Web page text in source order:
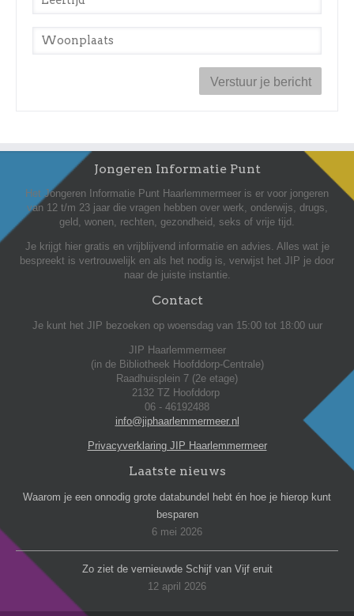
Woonplaats
Jongeren Informatie Punt
Het Jongeren Informatie Punt Haarlemmermeer is er voor jongeren
van 12 t/m 23 jaar die vragen hebben over werk, onderwijs, drugs,
geld, wonen, rechten, gezondheid, seks of vrije tijd.
Je krijgt hier gratis en vrijblijvend informatie en advies. Alles wat je
bespreekt is vertrouwelijk en als het nodig is, verwijst het JIP je door
naar de juiste instantie.
Contact
Je kunt het JIP bezoeken op woensdag van 15:00 tot 18:00 uur
JIP Haarlemmermeer
(in de Bibliotheek Hoofddorp-Centrale)
Raadhuisplein 7 (2e etage)
2132 TZ Hoofddorp
06 - 46192488
info@jiphaarlemmermeer.nl
Privacyverklaring JIP Haarlemmermeer
Laatste nieuws
Waarom je een onnodig grote databundel hebt én hoe je hierop kunt
besparen
6 mei 2026
Zo ziet de vernieuwde Schijf van Vijf eruit
12 april 2026